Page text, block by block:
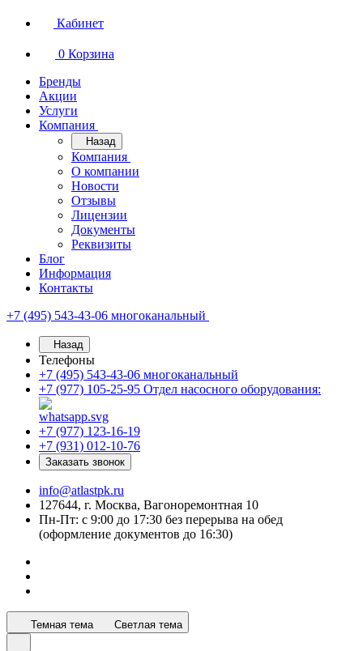
Кабинет
0 Корзина
Бренды
Акции
Услуги
Компания
Назад
Компания
О компании
Новости
Отзывы
Лицензии
Документы
Реквизиты
Блог
Информация
Контакты
+7 (495) 543-43-06 многоканальный
Назад
Телефоны
+7 (495) 543-43-06 многоканальный
+7 (977) 105-25-95 Отдел насосного оборудования:
+7 (977) 123-16-19
+7 (931) 012-10-76
Заказать звонок
info@atlastpk.ru
127644, г. Москва, Вагоноремонтная 10
Пн-Пт: с 9:00 до 17:30 без перерыва на обед
(оформление документов до 16:30)
Темная тема Светлая тема